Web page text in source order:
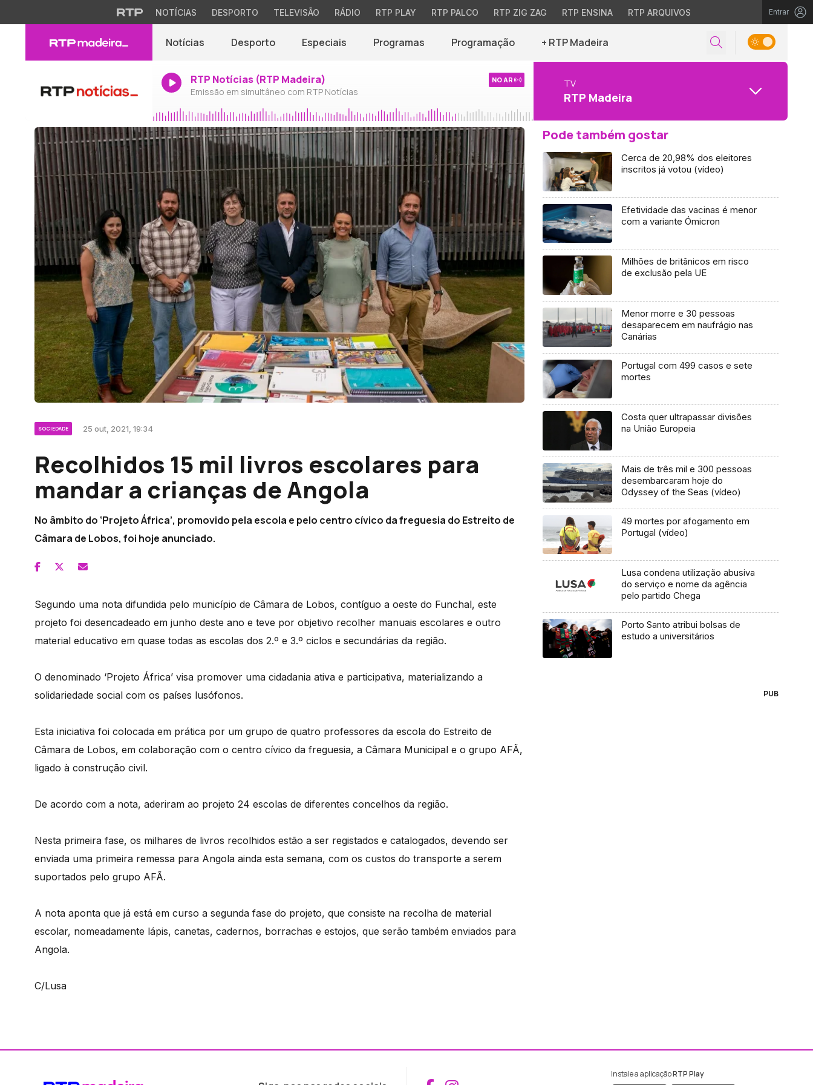
NOTÍCIAS DESPORTO TELEVISÃO RÁDIO RTP PLAY RTP PALCO RTP ZIG ZAG RTP ENSINA RTP ARQUIVOS Entrar
Notícias Desporto Especiais Programas Programação + RTP Madeira
RTP Notícias (RTP Madeira)
Emissão em simultâneo com RTP Notícias
NO AR TV
RTP Madeira
SOCIEDADE 25 out, 2021, 19:34
Recolhidos 15 mil livros escolares para
mandar a crianças de Angola
No âmbito do ‘Projeto África’, promovido pela escola e pelo centro cívico da freguesia do Estreito de
Câmara de Lobos, foi hoje anunciado.
Segundo uma nota difundida pelo município de Câmara de Lobos, contíguo a oeste do Funchal, este
projeto foi desencadeado em junho deste ano e teve por objetivo recolher manuais escolares e outro
material educativo em quase todas as escolas dos 2.º e 3.º ciclos e secundárias da região.
O denominado ‘Projeto África’ visa promover uma cidadania ativa e participativa, materializando a
solidariedade social com os países lusófonos.
Esta iniciativa foi colocada em prática por um grupo de quatro professores da escola do Estreito de
Câmara de Lobos, em colaboração com o centro cívico da freguesia, a Câmara Municipal e o grupo AFÃ,
ligado à construção civil.
De acordo com a nota, aderiram ao projeto 24 escolas de diferentes concelhos da região.
Nesta primeira fase, os milhares de livros recolhidos estão a ser registados e catalogados, devendo ser
enviada uma primeira remessa para Angola ainda esta semana, com os custos do transporte a serem
suportados pelo grupo AFÃ.
A nota aponta que já está em curso a segunda fase do projeto, que consiste na recolha de material
escolar, nomeadamente lápis, canetas, cadernos, borrachas e estojos, que serão também enviados para
Angola.
C/Lusa
Pode também gostar
Cerca de 20,98% dos eleitores
inscritos já votou (vídeo)
Efetividade das vacinas é menor
com a variante Ómicron
Milhões de britânicos em risco
de exclusão pela UE
Menor morre e 30 pessoas
desaparecem em naufrágio nas
Canárias
Portugal com 499 casos e sete
mortes
Costa quer ultrapassar divisões
na União Europeia
Mais de três mil e 300 pessoas
desembarcaram hoje do
Odyssey of the Seas (vídeo)
49 mortes por afogamento em
Portugal (vídeo)
Lusa condena utilização abusiva
do serviço e nome da agência
pelo partido Chega
Porto Santo atribui bolsas de
estudo a universitários
PUB
Instale a aplicaçãoRTP Play